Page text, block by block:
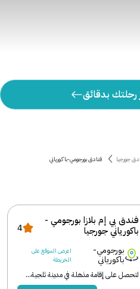
رحلتك بدقائق
جورجيا فنادق بورجومي-باكورياني
فندق بي إم بلازا بورجومي -
باكورياني جورجيا
4
بورجومي-
باكورياني
اعرض الموقع على
الخريطة
لتحصل على إقامة مذهلة في مدينة ثلجية...